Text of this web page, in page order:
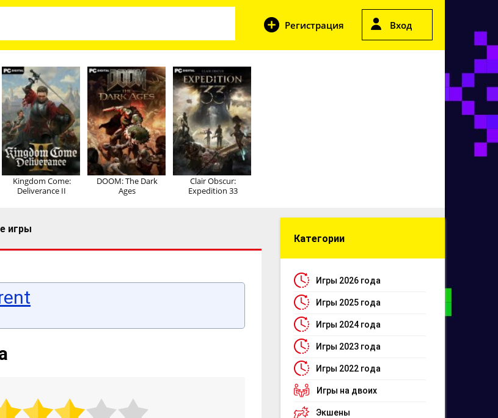
Регистрация Вход
Kingdom Come:
Deliverance II
DOOM: The Dark
Ages
Clair Obscur:
Expedition 33
игры
Категории
Игры 2026 года
Игры 2025 года
Игры 2024 года
Игры 2023 года
Игры 2022 года
Игры на двоих
Экшены